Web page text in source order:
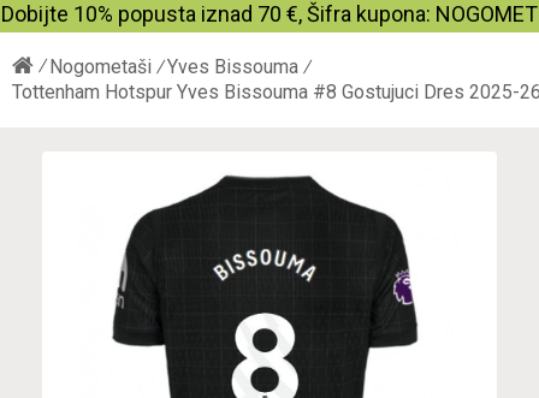
Dobijte 10% popusta iznad 70 €, Šifra kupona: NOGOMET
Nogometaši
Yves Bissouma
Tottenham Hotspur Yves Bissouma #8 Gostujuci Dres 2025-